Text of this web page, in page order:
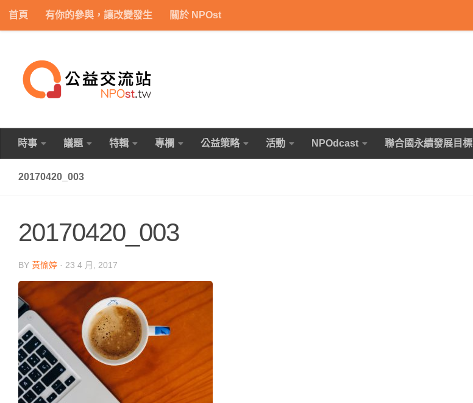
Skip to content
首頁 有你的參與，讓改變發生 關於 NPOst
時事 議題 特輯 專欄 公益策略 活動 NPOdcast 聯合國永續發展目標
20170420_003
20170420_003
BY 黃愉婷 · 23 4 月, 2017